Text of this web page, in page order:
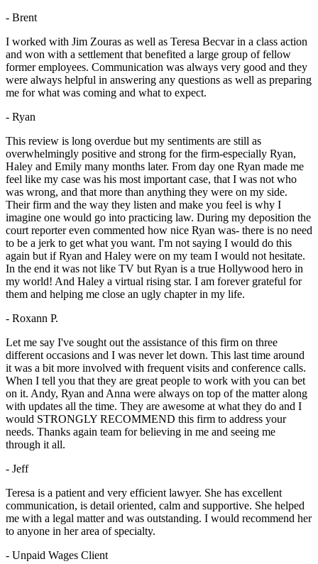
- Brent
I worked with Jim Zouras as well as Teresa Becvar in a class action
and won with a settlement that benefited a large group of fellow
former employees. Communication was always very good and they
were always helpful in answering any questions as well as preparing
me for what was coming and what to expect.
- Ryan
This review is long overdue but my sentiments are still as
overwhelmingly positive and strong for the firm-especially Ryan,
Haley and Emily many months later. From day one Ryan made me
feel like my case was his most important case, that I was not who
was wrong, and that more than anything they were on my side.
Their firm and the way they listen and make you feel is why I
imagine one would go into practicing law. During my deposition the
court reporter even commented how nice Ryan was- there is no need
to be a jerk to get what you want. I'm not saying I would do this
again but if Ryan and Haley were on my team I would not hesitate.
In the end it was not like TV but Ryan is a true Hollywood hero in
my world! And Haley a virtual rising star. I am forever grateful for
them and helping me close an ugly chapter in my life.
- Roxann P.
Let me say I've sought out the assistance of this firm on three
different occasions and I was never let down. This last time around
it was a bit more involved with frequent visits and conference calls.
When I tell you that they are great people to work with you can bet
on it. Andy, Ryan and Anna were always on top of the matter along
with updates all the time. They are awesome at what they do and I
would STRONGLY RECOMMEND this firm to address your
needs. Thanks again team for believing in me and seeing me
through it all.
- Jeff
Teresa is a patient and very efficient lawyer. She has excellent
communication, is detail oriented, calm and supportive. She helped
me with a legal matter and was outstanding. I would recommend her
to anyone in her area of specialty.
- Unpaid Wages Client